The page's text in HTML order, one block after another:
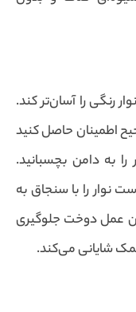
رنگی را آسان‌تر کند.
اطمینان حاصل کنید
به دامن بچسبانید.
نوار را با سنجاق به
عمل دوخت جلوگیری
شایانی می‌کند.